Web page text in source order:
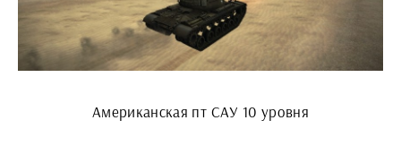
Американская пт САУ 10 уровня